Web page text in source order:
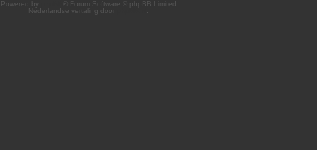
Powered by
® Forum Software © phpBB Limited
Nederlandse vertaling door